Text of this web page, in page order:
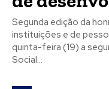
Segunda edição da
instituições e de
quinta-feira (19) a
Social...